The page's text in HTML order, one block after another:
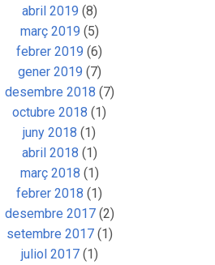
abril 2019 (8)
març 2019 (5)
febrer 2019 (6)
gener 2019 (7)
desembre 2018 (7)
octubre 2018 (1)
juny 2018 (1)
abril 2018 (1)
març 2018 (1)
febrer 2018 (1)
desembre 2017(2)
setembre 2017(1)
juliol 2017(1)